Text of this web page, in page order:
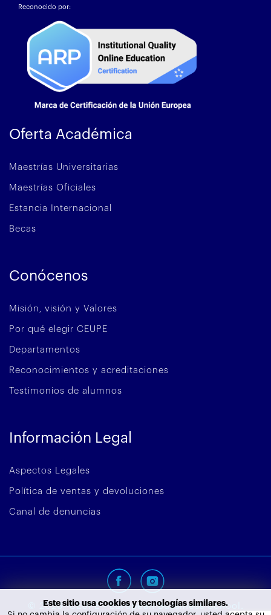
Reconocido por:
Oferta Académica
Maestrías Universitarias
Maestrías Oficiales
Estancia Internacional
Becas
Conócenos
Misión, visión y Valores
Por qué elegir CEUPE
Departamentos
Reconocimientos y acreditaciones
Testimonios de alumnos
Información Legal
Aspectos Legales
Política de ventas y devoluciones
Canal de denuncias
Este sitio usa cookies y tecnologías similares.
2026 CEUPE - European Bussiness School.